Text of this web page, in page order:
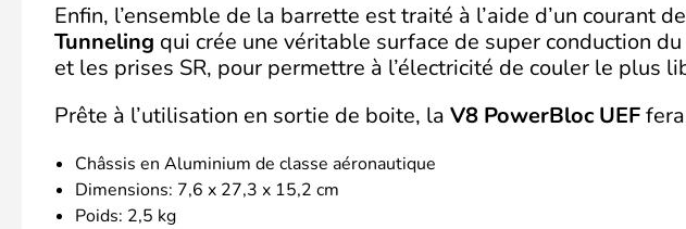
Enfin, l’ensemble de la barrette est traité à l’aide d’un courant
Tunneling qui crée une véritable surface de super conduction
et les prises SR, pour permettre à l’électricité de couler le plus
Prête à l’utilisation en sortie de boite, la V8 PowerBloc UEF
Châssis en Aluminium de classe aéronautique
Dimensions: 7,6 x 27,3 x 15,2 cm
Poids: 2,5 kg